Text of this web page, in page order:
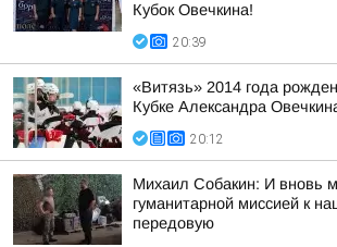
Кубок Овечкина!
20:39
«Витязь» 2014 года
Кубке Александра
20:12
Михаил Собакин: И вновь
гуманитарной миссией к
передовую